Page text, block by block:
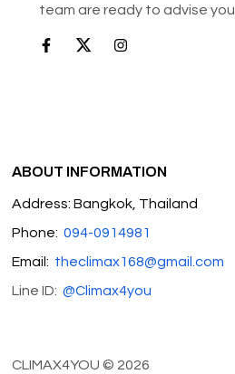
team are ready to advise you.
ABOUT INFORMATION
Address: Bangkok, Thailand
Phone: 094-0914981
Email: theclimax168@gmail.com
Line ID:@Climax4you
CLIMAX4YOU © 2026